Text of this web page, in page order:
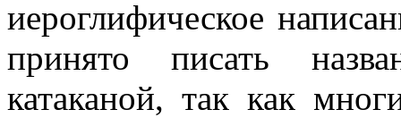
иероглифическое
принято писать
катаканой, так как